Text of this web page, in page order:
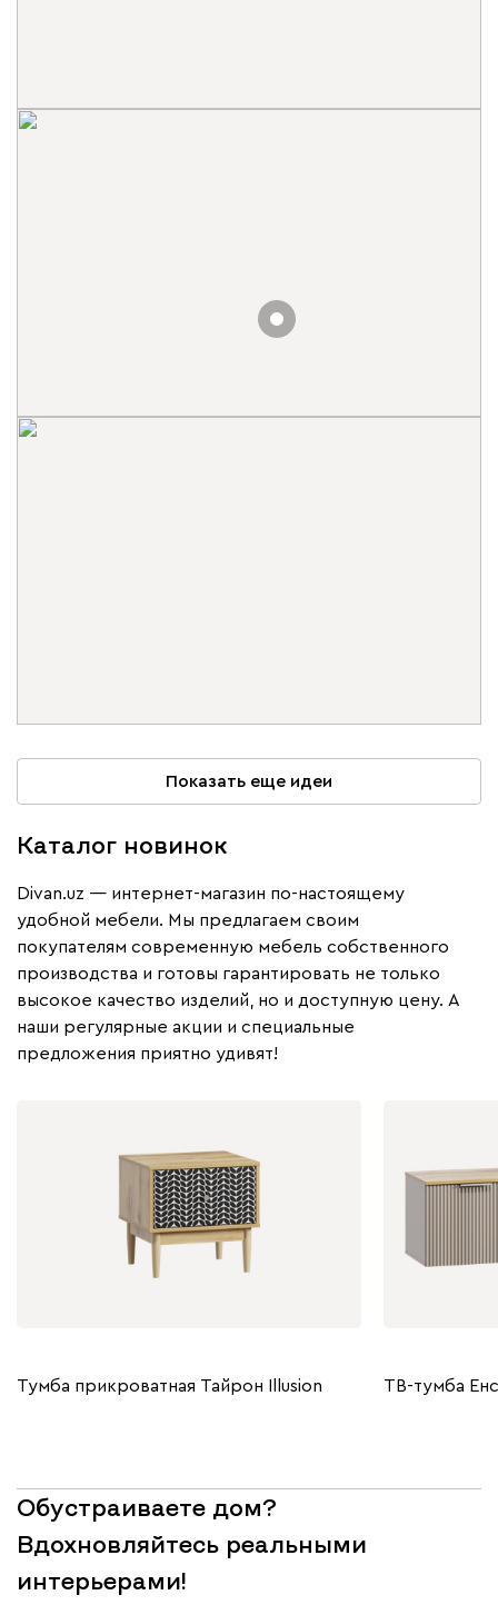
Показать еще идеи
Каталог новинок
Divan.uz — интернет-магазин по-настоящему
удобной мебели. Мы предлагаем своим
покупателям современную мебель собственного
производства и готовы гарантировать не только
высокое качество изделий, но и доступную цену. А
наши регулярные акции и специальные
предложения приятно удивят!
Тумба прикроватная Тайрон Illusion ТВ-тумба
Обустраиваете дом?
Вдохновляйтесь реальными
интерьерами!